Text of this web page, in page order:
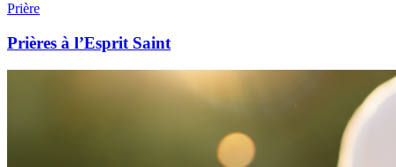
Prière
Prières à l’Esprit Saint